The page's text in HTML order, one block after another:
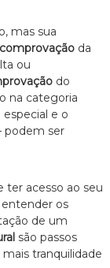
mas sua
comprovaçãoda
ou
do
na categoria
e o
podem ser
ter acesso ao seu
os
de um
são passos
tranquilidade